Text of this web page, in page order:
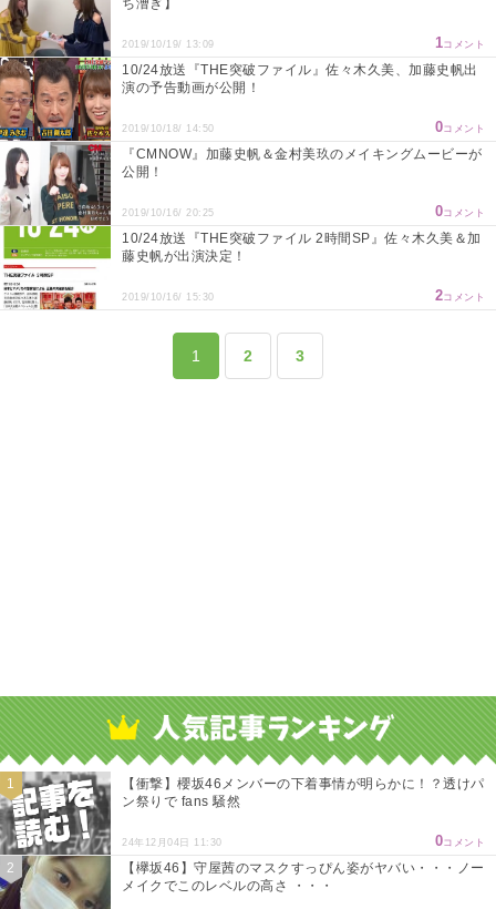
2019/10/19/ 13:09 1コメント
10/24放送『THE突破ファイル』佐々木久美、加藤史帆出
演の予告動画が公開！
2019/10/18/ 14:50 0コメント
『CMNOW』加藤史帆＆金村美玖のメイキングムービーが
公開！
2019/10/16/ 20:25 0コメント
10/24放送『THE突破ファイル 2時間SP』佐々木久美＆加
藤史帆が出演決定！
2019/10/16/ 15:30 2コメント
1 2 3
【衝撃】櫻坂46メンバーの下着事情が明らかに！？透けパ
ン祭りで fans 騒然
24年12月04日 11:30 0コメント
【欅坂46】守屋茜のマスクすっぴん姿がヤバい・・・ノー
メイクでこのレベルの高さ ・・・